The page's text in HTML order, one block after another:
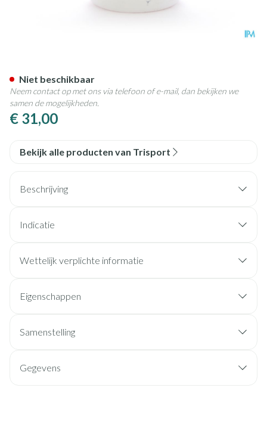
€ 31,00
Niet beschikbaar
Neem contact op met ons via telefoon of e-mail, dan bekijken we
samen de mogelijkheden.
Bekijk alle producten van Trisport
Beschrijving
Indicatie
Wettelijk verplichte informatie
Eigenschappen
Samenstelling
Gegevens